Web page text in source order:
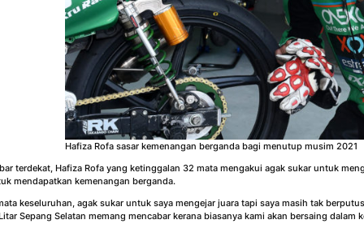
Hafiza Rofa sasar kemenangan berganda bagi menutup musim 2021
terdekat, Hafiza Rofa yang ketinggalan 32 mata mengakui agak sukar untuk
mendapatkan kemenangan berganda.
keseluruhan, agak sukar untuk saya mengejar juara tapi saya masih tak
Sepang Selatan memang mencabar kerana biasanya kami akan bersaing dalam